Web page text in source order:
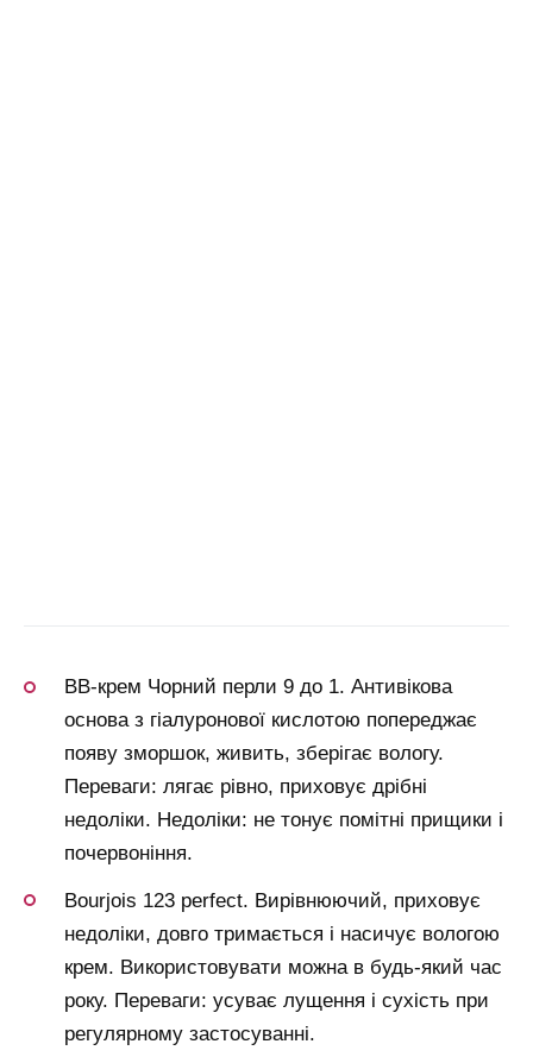
ВВ-крем Чорний перли 9 до 1. Антивікова
основа з гіалуронової кислотою попереджає
появу зморшок, живить, зберігає вологу.
Переваги: лягає рівно, приховує дрібні
недоліки. Недоліки: не тонує помітні прищики і
почервоніння.
Bourjois 123 perfect. Вирівнюючий, приховує
недоліки, довго тримається і насичує вологою
крем. Використовувати можна в будь-який час
року. Переваги: усуває лущення і сухість при
регулярному застосуванні.